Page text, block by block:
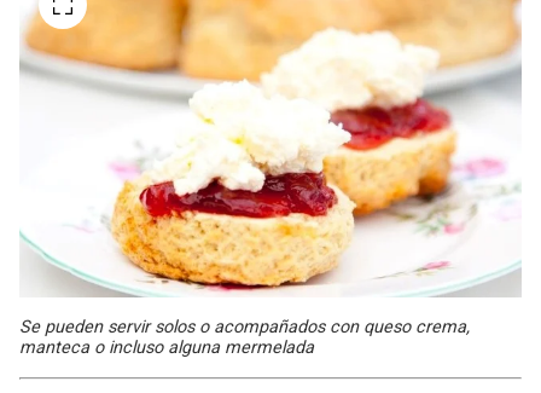
Se pueden servir solos o acompañados con queso crema,
manteca o incluso alguna mermelada